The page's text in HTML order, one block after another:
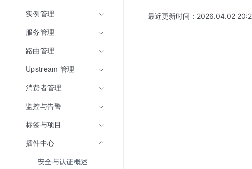
实例管理
服务管理
路由管理
Upstream 管理
消费者管理
监控与告警
标签与项目
插件中心
安全与认证概述
最近更新时间： 2026.04.02